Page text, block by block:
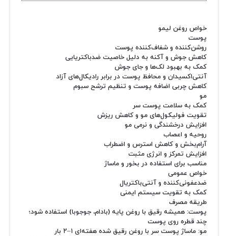
خواص روغن لیمو
پوست
روشن‌کننده و شفاف‌کننده پوست
کاهش جوش و آکنه به دلیل خاصیت ضدباکتریایی
کمک به بهبود لک‌ها و جای جوش
آنتی‌اکسیدان و محافظ پوست در برابر رادیکال‌های آزاد
کاهش چربی اضافه پوست و تنظیم ترشح سبوم
مو
کمک به سلامت پوست سر
تقویت فولیکول‌های مو و کاهش ریزش
افزایش درخشندگی و نرمی مو
روحیه و اعصاب
آرام‌بخش و کاهش استرس و اضطراب
افزایش تمرکز و انرژی مثبت
مناسب برای استفاده در بخور و ماساژ
خواص عمومی
ضدعفونی‌کننده و آنتی‌باکتریال
کمک به تقویت سیستم ایمنی
طریقه مصرف
پوست: همیشه رقیق با روغن پایه (بادام، جوجوبا) استفاده شود؛
چند قطره روی پوست
مو: ماساژ پوست سر با روغن رقیق شده هفته‌ای ۱–۲ بار